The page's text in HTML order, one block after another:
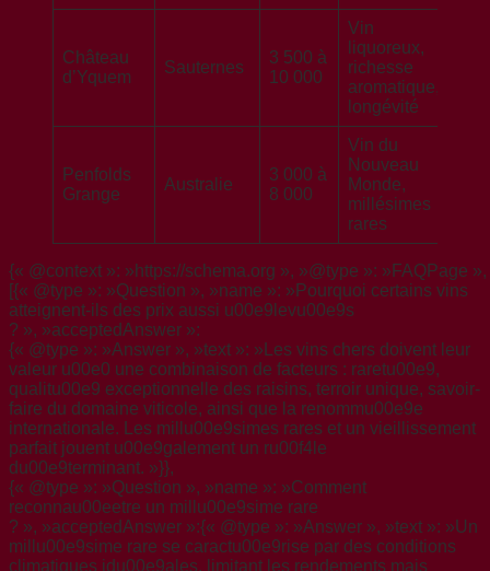
Château
d’Yquem
Sauternes
3 500 à
10 000
Vin
liquoreux,
richesse
aromatique,
longévité
Penfolds
Grange
Australie
3 000 à
8 000
Vin du
Nouveau
Monde,
millésimes
rares
{« @context »: »https://schema.org », »@type »: »FAQPage
[{« @type »: »Question », »name »: »Pourquoi certains vins
atteignent-ils des prix aussi u00e9levu00e9s
? », »acceptedAnswer »:
{« @type »: »Answer », »text »: »Les vins chers doivent leur
valeur u00e0 une combinaison de facteurs : raretu00e9,
qualitu00e9 exceptionnelle des raisins, terroir unique, savoir-
faire du domaine viticole, ainsi que la renommu00e9e
internationale. Les millu00e9simes rares et un vieillissement
parfait jouent u00e9galement un ru00f4le
du00e9terminant. »}},
{« @type »: »Question », »name »: »Comment
reconnau00eetre un millu00e9sime rare
? », »acceptedAnswer »:{« @type »: »Answer », »text »: »Un
millu00e9sime rare se caractu00e9rise par des conditions
climatiques idu00e9ales, limitant les rendements mais